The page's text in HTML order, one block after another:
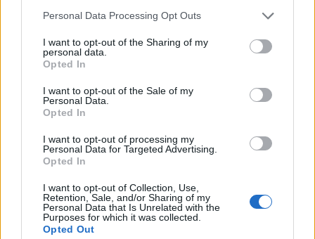
Please note that this website/app uses one or more Google
not limited to your visit or usage behaviour. You may click to
grant or deny consent to Google and its third-party tags to
use your data for below specified purposes in below Google
consent section.
Personal Data Processing Opt Outs
I want to opt-out of the Sharing of my
personal data.
Opted In
I want to opt-out of the Sale of my
Personal Data.
Opted In
I want to opt-out of processing my
Personal Data for Targeted Advertising.
Opted In
I want to opt-out of Collection, Use,
Retention, Sale, and/or Sharing of my
Personal Data that Is Unrelated with the
Purposes for which it was collected.
Opted Out
Εστιατόριο
Πισίνα
Επιτρέπονται κατοικίδια (κατόπιν συνεννοήσεως)
Πάρκινγκ